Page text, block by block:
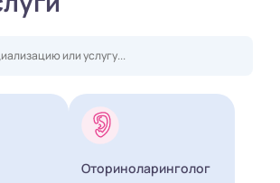
Оториноларинголог